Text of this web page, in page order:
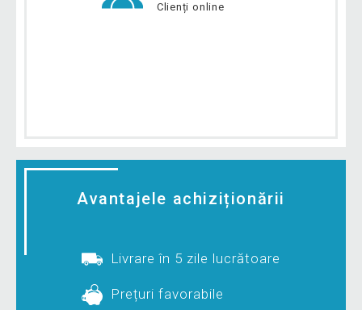
Clienți online
Avantajele achiziționării
Livrare în 5 zile lucrătoare
Prețuri favorabile